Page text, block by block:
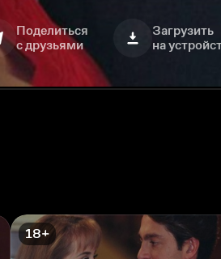
Поделиться
с друзьями
Загрузить
на
18+